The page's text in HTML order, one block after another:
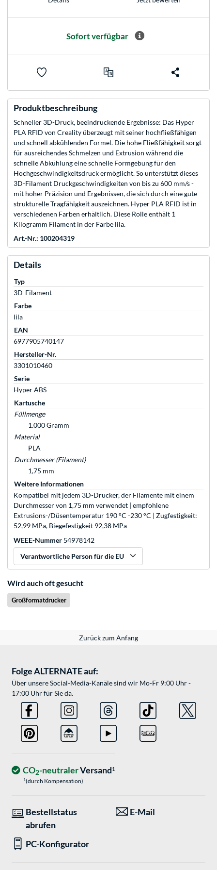
Sofort verfügbar
Produktbeschreibung
Schneller 3D-Druck, beeindruckende Ergebnisse: Das Hyper
PLA RFID von Creality überzeugt mit seiner hochfließfähigen
und schnell abkühlenden Formel. Die hohe Fließfähigkeit sorgt
für ausreichendes Schmelzen und Extrusion während die
schnelle Abkühlung eine schnelle Formgebung für den
Hochgeschwindigkeitsdruck ermöglicht. So unterstützt dieses
3D-Filament Druckgeschwindigkeiten von bis zu 600 mm/s -
mit hoher Präzision und Ergebnissen, die sich durch eine gute
strukturelle Tragfähigkeit auszeichnen. Hyper PLA RFID ist in
verschiedenen Farben erhältlich. Diese Rolle enthält 1
Kilogramm Filament in der Farbe lila.
Art.-Nr.: 100204319
Details
Typ
3D-Filament
Farbe
lila
EAN
6977905740147
Hersteller-Nr.
3301010460
Serie
Hyper ABS
Kartusche
Füllmenge
1.000 Gramm
Material
PLA
Durchmesser (Filament)
1,75 mm
Weitere Informationen
Kompatibel mit jedem 3D-Drucker, der Filamente mit einem
Durchmesser von 1,75 mm verwendet | empfohlene
Extrusions-/Düsentemperatur 190 °C -230 °C | Zugfestigkeit:
52,99 MPa, Biegefestigkeit 92,38 MPa
WEEE-Nummer 54978142
Verantwortliche Person für die EU
Wird auch oft gesucht
Großformatdrucker
Zurück zum Anfang
Folge ALTERNATE auf:
Über unsere Social-Media-Kanäle sind wir Mo-Fr 9:00 Uhr -
17:00 Uhr für Sie da.
CO2-neutralerVersand1
1(durch Kompensation)
Bestellstatus
abrufen
E-Mail
PC-Konfigurator